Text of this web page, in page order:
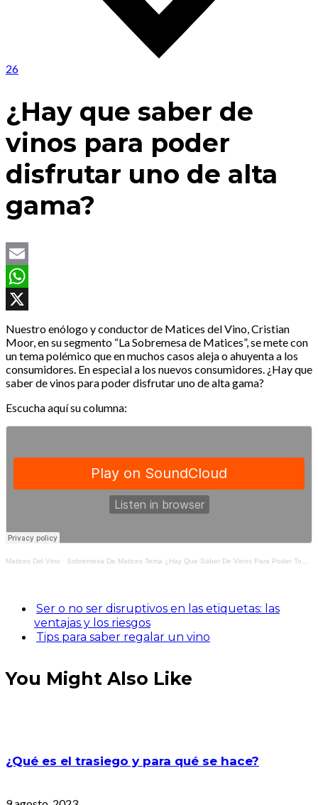
26
¿Hay que saber de
vinos para poder
disfrutar uno de alta
gama?
Email
WhatsApp
Nuestro enólogo y conductor de Matices del Vino, Cristian
Moor, en su segmento “La Sobremesa de Matices”, se mete con
un tema polémico que en muchos casos aleja o ahuyenta a los
consumidores. En especial a los nuevos consumidores. ¿Hay que
saber de vinos para poder disfrutar uno de alta gama?
Escucha aquí su columna:
Matices Del Vino · Sobremesa De Matices Tema ¿Hay Que Saber De Vinos Para Poder Tomar?
Ser o no ser disruptivos en las etiquetas: las
ventajas y los riesgos
Tips para saber regalar un vino
You Might Also Like
¿Qué es el trasiego y para qué se hace?